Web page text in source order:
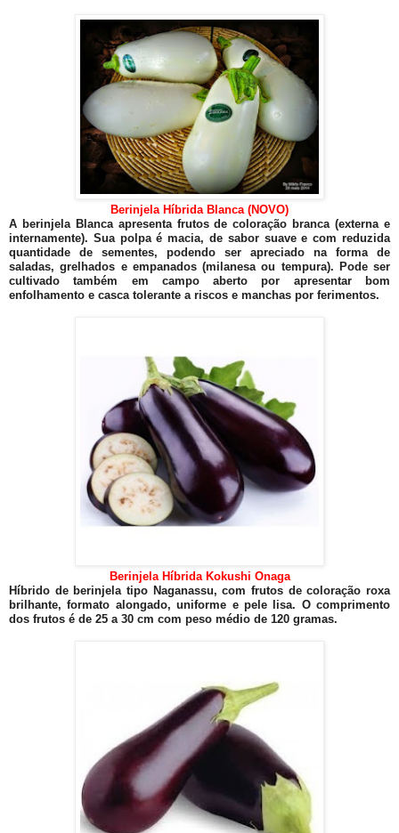
Berinjela Híbrida Blanca (NOVO)
A berinjela Blanca apresenta frutos de coloração branca (externa e
internamente). Sua polpa é macia, de sabor suave e com reduzida
quantidade de sementes, podendo ser apreciado na forma de
saladas, grelhados e empanados (milanesa ou tempura). Pode ser
cultivado também em campo aberto por apresentar bom
enfolhamento e casca tolerante a riscos e manchas por ferimentos.
Berinjela Híbrida Kokushi Onaga
Híbrido de berinjela tipo Naganassu, com frutos de coloração roxa
brilhante, formato alongado, uniforme e pele lisa. O comprimento
dos frutos é de 25 a 30 cm com peso médio de 120 gramas.